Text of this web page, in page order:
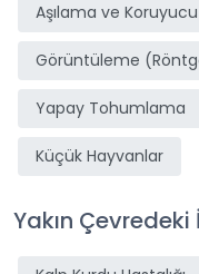
Aşılama ve
Görüntüleme
Yapay Tohumlama
Küçük Hayvanlar
Yakın Çevredeki